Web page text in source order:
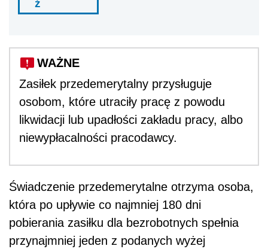
ź
WAŻNE
Zasiłek przedemerytalny przysługuje
osobom, które utraciły pracę z powodu
likwidacji lub upadłości zakładu pracy, albo
niewypłacalności pracodawcy.
Świadczenie przedemerytalne otrzyma osoba,
która po upływie co najmniej 180 dni
pobierania zasiłku dla bezrobotnych spełnia
przynajmniej jeden z podanych wyżej